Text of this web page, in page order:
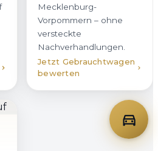
Mecklenburg-
Vorpommern – ohne
versteckte
Nachverhandlungen.
Jetzt Gebrauchtwagen
bewerten